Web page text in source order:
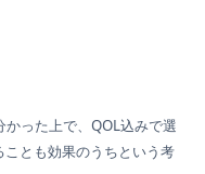
った上で、QOL込みで選
とも効果のうちという考